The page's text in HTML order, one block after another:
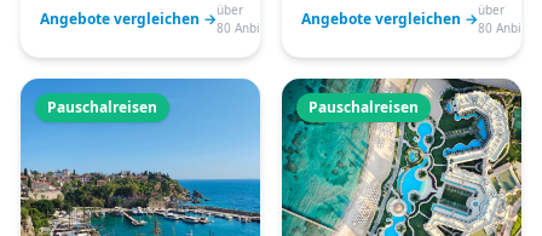
Angebote vergleichen →über
80 Anbieter
Angebote vergleichen →über
80
Pauschalreisen Pauschalreisen